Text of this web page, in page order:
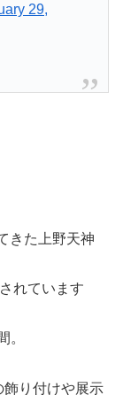
29,
きた上野天神
れています
。
り付けや展示